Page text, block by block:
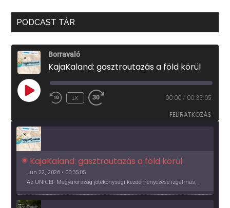
PODCAST TÁR
Borravaló
KajaKaland: gasztroutazás a föld körül
PLAY
EPISODE
1X 00:00 / 00:35:05
FELIRATKOZÁS
KajaKaland: gasztroutazás a föld körül
Jun 22, 2026 • 00:35:05
Az UNICEF Magyarország jótékonysági kezdeményezése izgalmas, egész éves világkörüli ízutazásra hív, igazi családi program és gasztroedukáció, illetve segítség a rászorulóknak is egyben.